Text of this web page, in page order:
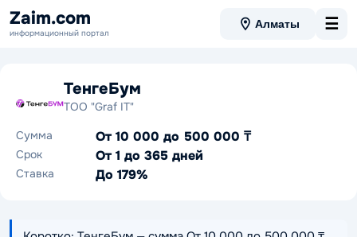
Zaim.com
информационный портал
Алматы ☰
ТенгеБум
ТОО "Graf IT"
Сумма
От 10 000 до 500 000 ₸
Срок От 1 до 365 дней
Ставка До 179%